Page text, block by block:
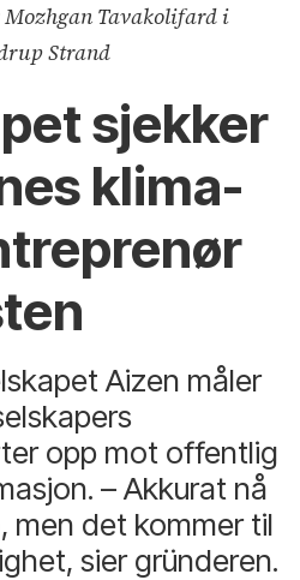
Tavakolifard i
Strand
sjekker
klima­
Aizen måler
opp mot offentlig
– Akkurat nå
men det kommer til
sier gründeren.